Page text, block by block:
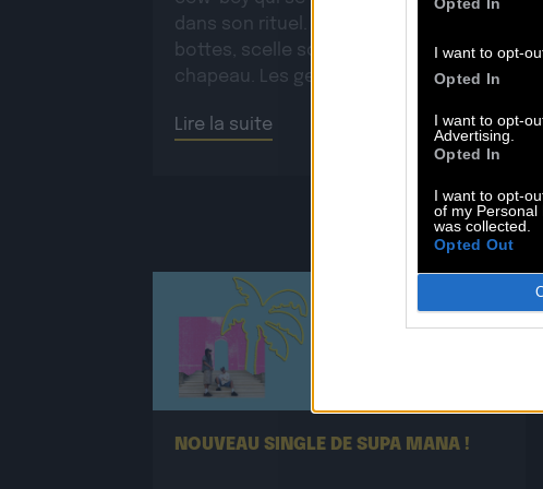
I want to opt-
Opted In
I want to opt-
Advertising.
Opted In
I want to opt-
of my Personal
was collected.
Opted Out
dans son rituel. Il s’habille, enfile ses
bottes, scelle son cheval, ajuste son
chapeau. Les gestes sont précis,
Lire la suite
NOUVEAU SINGLE DE SUPA MANA !